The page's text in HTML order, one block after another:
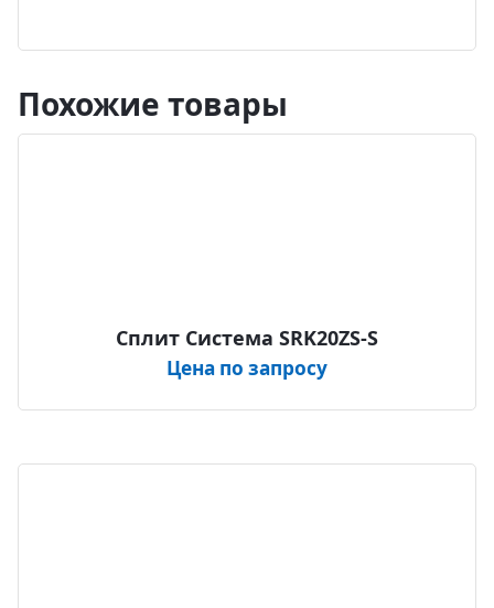
Похожие товары
Сплит Система SRK20ZS-S
Цена по запросу